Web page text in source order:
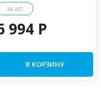
за шт.
994 P
В КОРЗИНУ